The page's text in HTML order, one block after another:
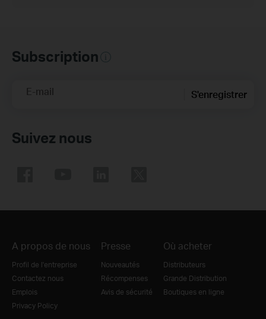
Subscription
E-mail S'enregistrer
Suivez nous
A propos de nous
Profil de l'entreprise
Contactez nous
Emplois
Privacy Policy
Presse
Nouveautés
Récompenses
Avis de sécurité
Où acheter
Distributeurs
Grande Distribution
Boutiques en ligne